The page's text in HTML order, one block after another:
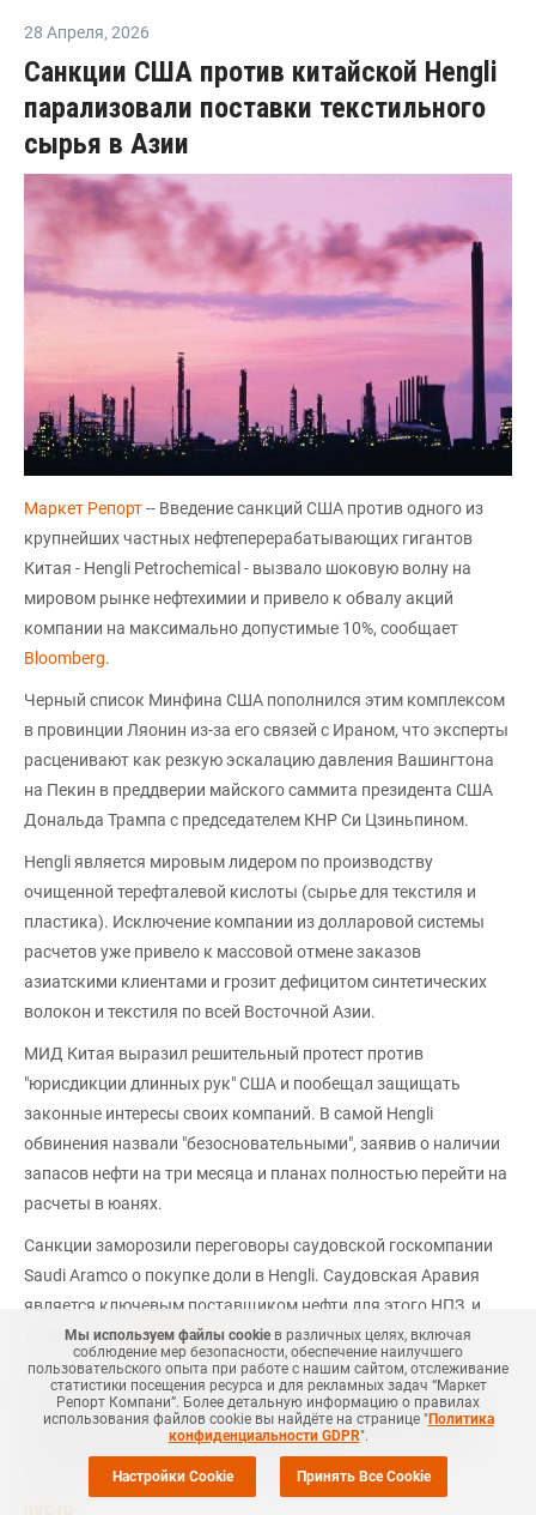
28 Апреля, 2026
Санкции США против китайской Hengli
парализовали поставки текстильного
сырья в Азии
Маркет Репорт-- Введение санкций США против одного из
крупнейших частных нефтеперерабатывающих гигантов
Китая - Hengli Petrochemical - вызвало шоковую волну на
мировом рынке нефтехимии и привело к обвалу акций
компании на максимально допустимые 10%, сообщает
Bloomberg.
Черный список Минфина США пополнился этим комплексом
в провинции Ляонин из-за его связей с Ираном, что эксперты
расценивают как резкую эскалацию давления Вашингтона
на Пекин в преддверии майского саммита президента США
Дональда Трампа с председателем КНР Си Цзиньпином.
Hengli является мировым лидером по производству
очищенной терефталевой кислоты (сырье для текстиля и
пластика). Исключение компании из долларовой системы
расчетов уже привело к массовой отмене заказов
азиатскими клиентами и грозит дефицитом синтетических
волокон и текстиля по всей Восточной Азии.
МИД Китая выразил решительный протест против
"юрисдикции длинных рук" США и пообещал защищать
законные интересы своих компаний. В самой Hengli
обвинения назвали "безосновательными", заявив о наличии
запасов нефти на три месяца и планах полностью перейти на
расчеты в юанях.
Санкции заморозили переговоры саудовской госкомпании
Saudi Aramco о покупке доли в Hengli. Саудовская Аравия
является ключевым поставщиком нефти для этого НПЗ, и
теперь этосотрудничествооказалось под угрозой.
Если раньше США целились в мелкие заводы, то удар по
Hengli мощностью 400 тыс. б/с бьет по ключевой отрасли
современной нефтехимии Китая, которую Пекин развивал
как приоритет энергетической безопасности.
mrc.ru
Мы используем файлы cookie в различных целях, включая
соблюдение мер безопасности, обеспечение наилучшего
пользовательского опыта при работе с нашим сайтом, отслеживание
статистики посещения ресурса и для рекламных задач “Маркет
Репорт Компани”. Более детальную информацию о правилах
использования файлов cookie вы найдёте на странице "Политика
конфиденциальности GDPR".
Настройки Cookie Принять Все Cookie